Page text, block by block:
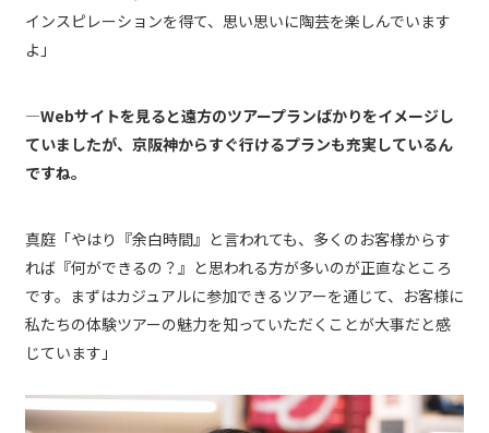
インスピレーションを得て、思い思いに陶芸を楽しんでいます
よ」
―Webサイトを見ると遠方のツアープランばかりをイメージし
ていましたが、京阪神からすぐ行けるプランも充実しているん
ですね。
真庭「やはり『余白時間』と言われても、多くのお客様からす
れば『何ができるの？』と思われる方が多いのが正直なところ
です。まずはカジュアルに参加できるツアーを通じて、お客様に
私たちの体験ツアーの魅力を知っていただくことが大事だと感
じています」